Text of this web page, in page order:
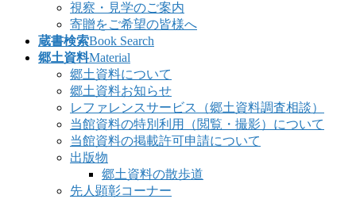
視察・見学のご案内
寄贈をご希望の皆様へ
蔵書検索Book Search
郷土資料Material
郷土資料について
郷土資料お知らせ
レファレンスサービス（郷土資料調査相談）
当館資料の特別利用（閲覧・撮影）について
当館資料の掲載許可申請について
出版物
郷土資料の散歩道
先人顕彰コーナー